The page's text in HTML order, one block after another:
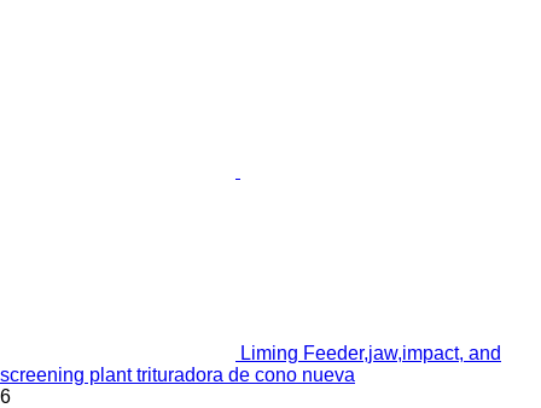
Liming Feeder,jaw,impact, and
screening plant trituradora de cono nueva
6